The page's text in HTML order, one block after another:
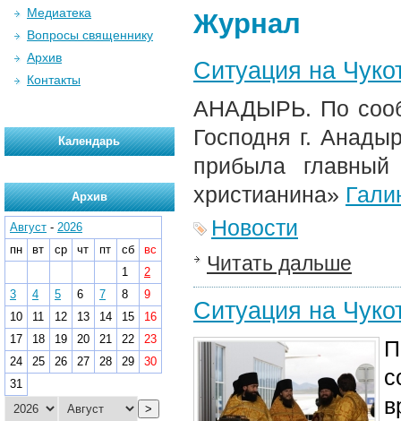
Журнал
Ситуация на
АНАДЫРЬ. По
Господня г.
прибыла главный
христианина»
Новости
Читать дальше
Ситуация на
Медиатека
Вопросы священнику
Архив
Контакты
Календарь
Архив
Август - 2026
пн
вт ср чт пт сб
вс
1
2
3
4 5 6 7 8
9
10
11 12 13 14 15
16
17
18 19 20 21 22
23
24
25 26 27 28 29
30
31
>